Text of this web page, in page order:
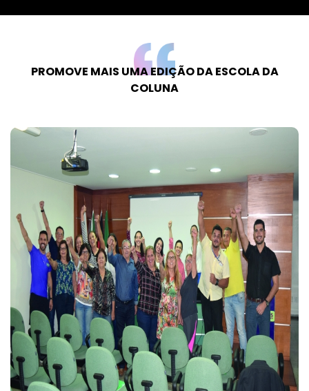
PROMOVE MAIS UMA EDIÇÃO DA ESCOLA DA
COLUNA